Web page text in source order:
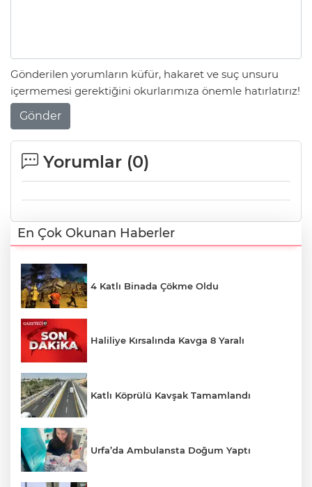
Gönderilen yorumların küfür, hakaret ve suç unsuru
içermemesi gerektiğini okurlarımıza önemle hatırlatırız!
Gönder
Yorumlar (0)
En Çok Okunan Haberler
4 Katlı Binada Çökme Oldu
Haliliye Kırsalında Kavga 8 Yaralı
Katlı Köprülü Kavşak Tamamlandı
Urfa’da Ambulansta Doğum Yaptı